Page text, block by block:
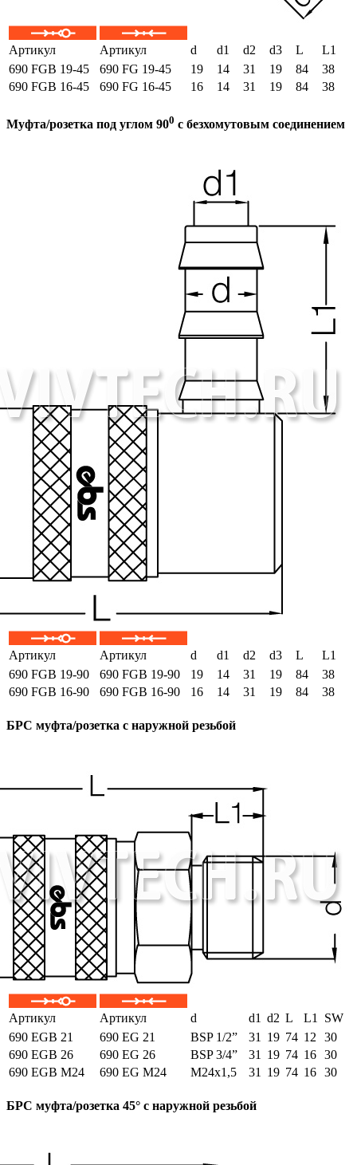
Артикул Артикул d d1 d2 d3 L
L1
690 FGB 19-45
690 FG 19-45 19 14 31 19 84
38
690 FGB 16-45
690 FG 16-45 16 14 31 19 84 38
Муфта/розетка под углом 900 с безхомутовым соединением
Артикул Артикул d d1 d2 d3 L
L1
690 FGB 19-90
690 FGB 19-90 19 14 31 19 84
38
690 FGB 16-90
690 FGB 16-90 16 14 31 19 84 38
БРС муфта/розетка с наружной резьбой
Артикул Артикул d d1 d2 L L1
SW
690 EGB 21
690 EG 21 BSP 1/2” 31 19 74 12
30
690 EGB 26
690 EG 26 BSP 3/4” 31 19 74 16 30
690 EGB M24
690 EG M24 M24x1,5 31 19 74 16 30
БРС муфта/розетка 45° с наружной резьбой